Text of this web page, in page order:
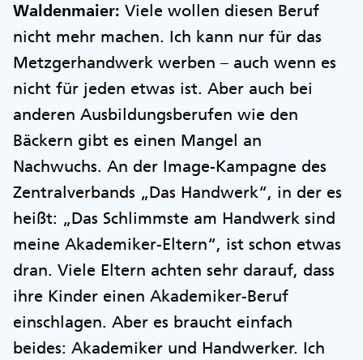
Waldenmaier: Viele wollen diesen Beruf
nicht mehr machen. Ich kann nur für das
Metzgerhandwerk werben – auch wenn es
nicht für jeden etwas ist. Aber auch bei
anderen Ausbildungsberufen wie den
Bäckern gibt es einen Mangel an
Nachwuchs. An der Image-Kampagne des
Zentralverbands „Das Handwerk“, in der es
heißt: „Das Schlimmste am Handwerk sind
meine Akademiker-Eltern“, ist schon etwas
dran. Viele Eltern achten sehr darauf, dass
ihre Kinder einen Akademiker-Beruf
einschlagen. Aber es braucht einfach
beides: Akademiker und Handwerker. Ich